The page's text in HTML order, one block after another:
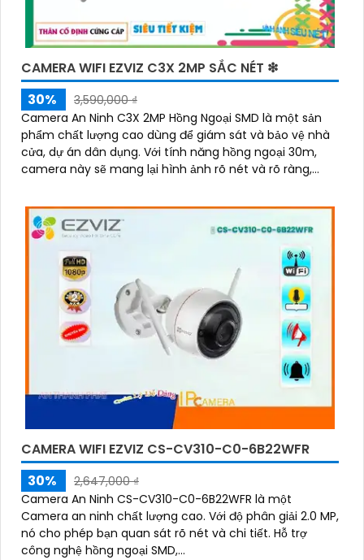
CAMERA WIFI EZVIZ C3X 2MP SẮC NÉT ❇
30%
3,590,000 ₫
Camera An Ninh C3X 2MP Hồng Ngoại SMD là một sản
phẩm chất lượng cao dùng để giám sát và bảo vệ nhà
cửa, dự án dân dụng. Với tính năng hồng ngoại 30m,
camera này sẽ mang lại hình ảnh rõ nét và rõ ràng,
CAMERA WIFI EZVIZ CS-CV310-C0-6B22WFR
30%
2,647,000 ₫
Camera An Ninh CS-CV310-C0-6B22WFR là một
Camera an ninh chất lượng cao. Với độ phân giải 2.0 MP,
nó cho phép bạn quan sát rõ nét và chi tiết. Hỗ trợ
công nghệ hồng ngoại SMD,...